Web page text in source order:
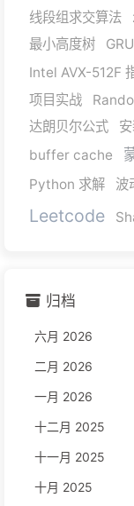
线段组求交算法
最小高度树
Intel AVX-512F
项目实战
达朗贝尔公式
buffer cache
Python 求解
波
Leetcode
归档
六月 2026
二月 2026
一月 2026
十二月 2025
十一月 2025
十月 2025